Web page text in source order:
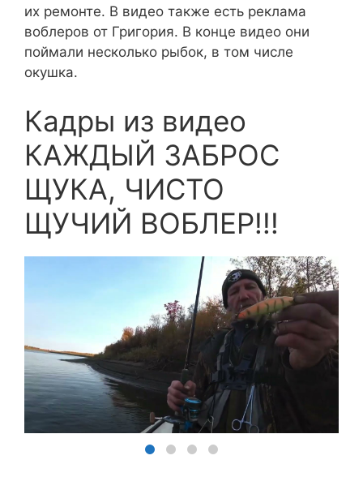
их ремонте. В видео также есть реклама
воблеров от Григория. В конце видео они
поймали несколько рыбок, в том числе
окушка.
Кадры из видео
КАЖДЫЙ ЗАБРОС
ЩУКА, ЧИСТО
ЩУЧИЙ ВОБЛЕР!!!